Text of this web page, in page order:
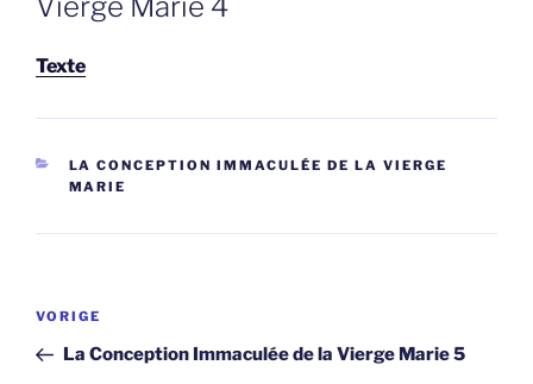
Texte
CATEGORIEËN
LA CONCEPTION IMMACULÉE DE LA VIERGE
MARIE
Berichtnavigatie
Vorig
bericht
VORIGE
La Conception Immaculée de la Vierge Marie 5